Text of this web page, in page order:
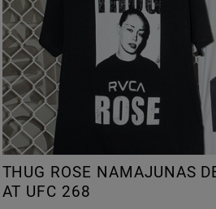
THUG ROSE NAMAJUNAS
AT UFC 268